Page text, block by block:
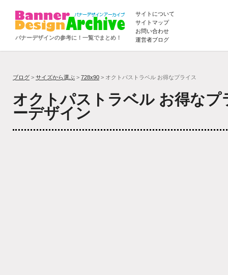
バナーデザインの参考に！一覧でまとめ！
サイトについて
サイトマップ
お問い合わせ
運営者ブログ
ブログ > サイズから選ぶ > 728x90 > オクトパストラベル お得なプライス
オクトパストラベル お得な
ーデザイン